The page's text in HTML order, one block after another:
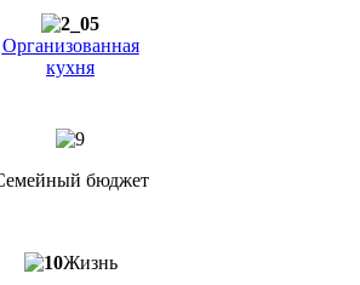
Организованная
кухня
бюджет
Жизнь